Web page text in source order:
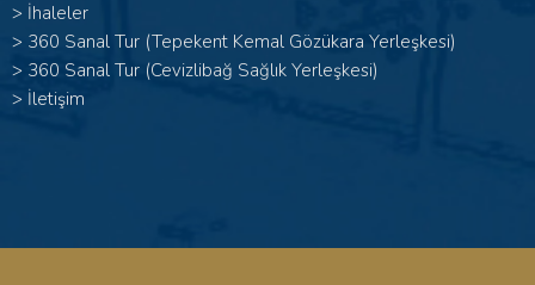
> İhaleler
> 360 Sanal Tur (Tepekent Kemal Gözükara Yerleşkesi)
> 360 Sanal Tur (Cevizlibağ Sağlık Yerleşkesi)
> İletişim